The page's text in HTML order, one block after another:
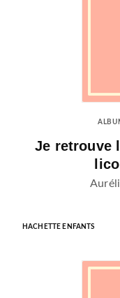
Je retrouve
HACHETTE ENFANTS